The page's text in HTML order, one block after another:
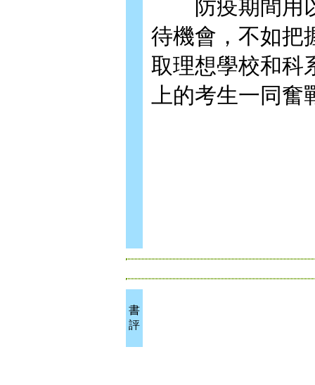
防疫期間用以
待機會，不如把
取理想學校和科
上的考生一同奮
書
評